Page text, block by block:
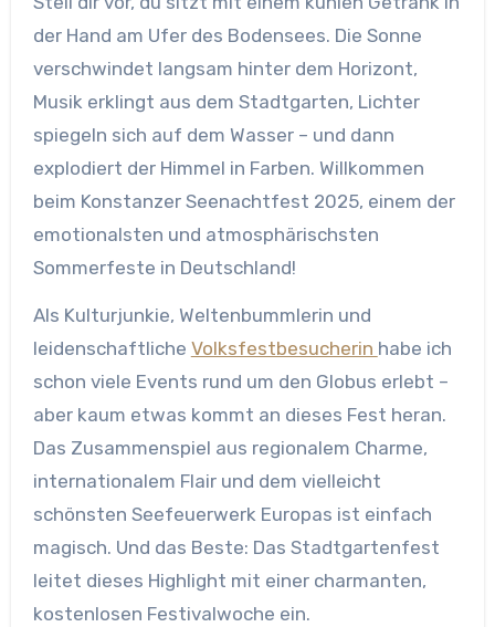
der Hand am Ufer des Bodensees. Die Sonne
verschwindet langsam hinter dem Horizont,
Musik erklingt aus dem Stadtgarten, Lichter
spiegeln sich auf dem Wasser – und dann
explodiert der Himmel in Farben. Willkommen
beim Konstanzer Seenachtfest 2025, einem der
emotionalsten und atmosphärischsten
Sommerfeste in Deutschland!
Als Kulturjunkie, Weltenbummlerin und
leidenschaftliche Volksfestbesucherin habe ich
schon viele Events rund um den Globus erlebt –
aber kaum etwas kommt an dieses Fest heran.
Das Zusammenspiel aus regionalem Charme,
internationalem Flair und dem vielleicht
schönsten Seefeuerwerk Europas ist einfach
magisch. Und das Beste: Das Stadtgartenfest
leitet dieses Highlight mit einer charmanten,
kostenlosen Festivalwoche ein.